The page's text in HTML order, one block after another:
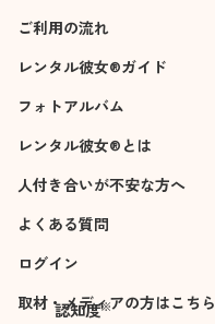
ご利用の流れ
レンタル彼女®ガイド
フォトアルバム
レンタル彼女®とは
人付き合いが不安な方へ
よくある質問
ログイン
取材・メディアの方はこちら
認知度※